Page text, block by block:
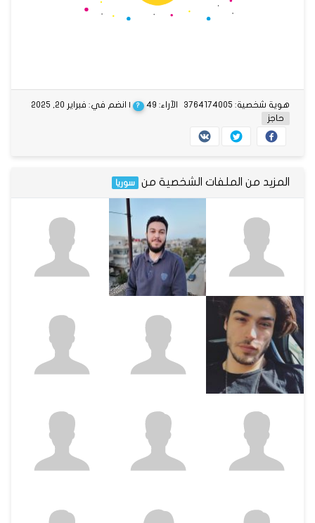
الآراء: 49 ? | انضم في: فبراير 20, 2025
هوية شخصية: 3764174005
حاجز
المزيد من الملفات الشخصية من سوريا